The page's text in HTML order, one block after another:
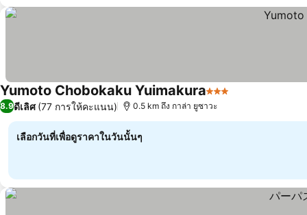
Yumoto Chobokaku Yuimakura3 ดาว
8.9ดีเลิศ (77 การให้คะแนน) 0.5 km ถึง กาล่า ยูซาวะ
เลือกวันที่เพื่อดูราคาในวันนั้นๆ